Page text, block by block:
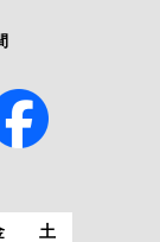
土